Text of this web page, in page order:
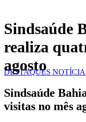
Sindsaúde
realiza
agosto
DESTAQUES
Sindsaúde
visitas no mês